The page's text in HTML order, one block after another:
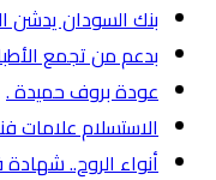
بنك السودان يدشن
بدعم من تجمع
عودة بروف حميدة .
الاستسلام علامات